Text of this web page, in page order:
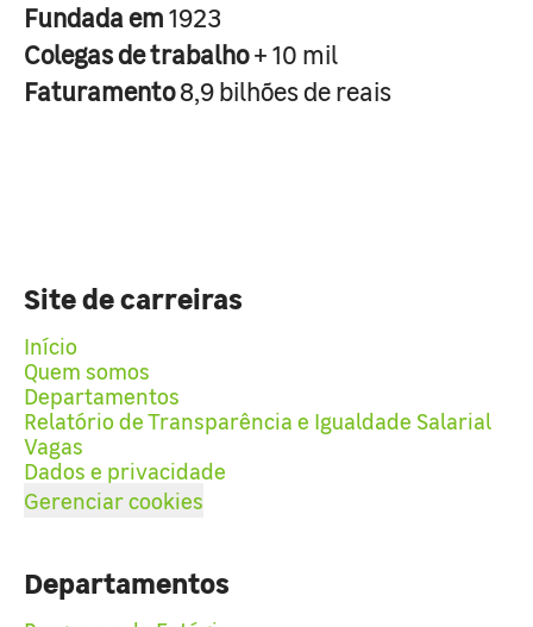
Fundada em1923
Colegas de trabalho+ 10 mil
Faturamento8,9 bilhões de reais
Site de carreiras
Início
Quem somos
Departamentos
Relatório de Transparência e Igualdade Salarial
Vagas
Dados e privacidade
Gerenciar cookies
Departamentos